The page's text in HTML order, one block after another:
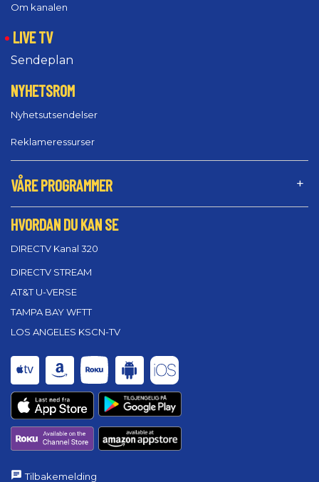
Om kanalen
LIVE TV
Sendeplan
NYHETSROM
Nyhetsutsendelser
Reklameressurser
VÅRE PROGRAMMER
HVORDAN DU KAN SE
DIRECTV Kanal 320
DIRECTV STREAM
AT&T U-VERSE
TAMPA BAY WFTT
LOS ANGELES KSCN-TV
Tilbakemelding